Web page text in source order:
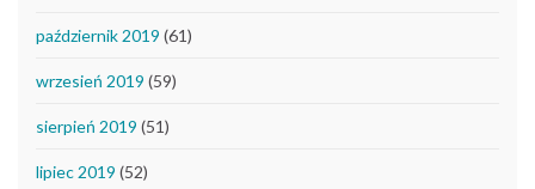
październik 2019 (61)
wrzesień 2019 (59)
sierpień 2019 (51)
lipiec 2019 (52)